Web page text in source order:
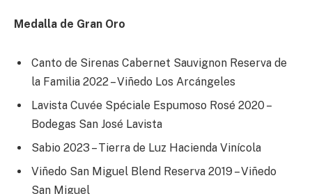
Medalla de Gran Oro
Canto de Sirenas Cabernet Sauvignon Reserva de
la Familia 2022 – Viñedo Los Arcángeles
Lavista Cuvée Spéciale Espumoso Rosé 2020 –
Bodegas San José Lavista
Sabio 2023 – Tierra de Luz Hacienda Vinícola
Viñedo San Miguel Blend Reserva 2019 – Viñedo
San Miguel